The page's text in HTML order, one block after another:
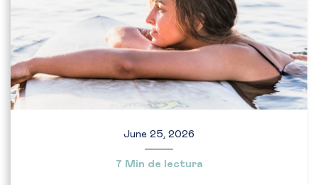
June 25, 2026
7 Min de lectura